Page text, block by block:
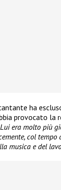
ha
provocato la
era molto più
col
musica e del